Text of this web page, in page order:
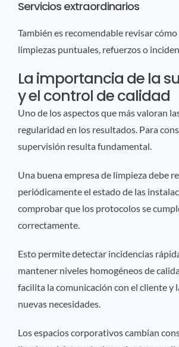
Servicios extraordinarios
También es recomendable revisar
limpiezas puntuales, refuerzos o
La importancia de la
y el control de calidad
Uno de los aspectos que más valoran
regularidad en los resultados. Para
supervisión resulta fundamental.
Una buena empresa de limpieza debe
periódicamente el estado de las
comprobar que los protocolos se
correctamente.
Esto permite detectar incidencias
mantener niveles homogéneos de
facilita la comunicación con el cliente y
nuevas necesidades.
Los espacios corporativos cambian